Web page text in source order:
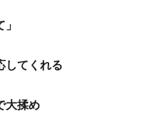
てくれる
揉め